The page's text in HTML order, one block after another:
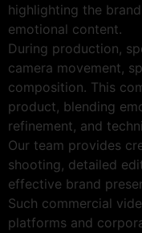
highlighting the
emotional content.
During production,
camera movement,
composition. This
product, blending
refinement, and
Our team provides
shooting, detailed
effective brand
Such commercial
platforms and